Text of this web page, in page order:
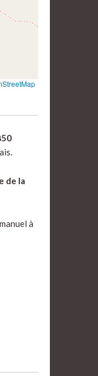
de la
à